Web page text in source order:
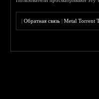
|Обратная связь |Metal Torrent